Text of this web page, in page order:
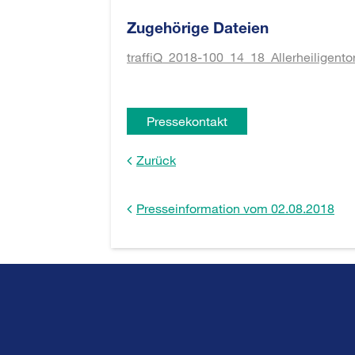
Zugehörige Dateien
traffiQ_2018-
Pressekontakt
Zurück
Presseinformation vom 02.08.2018